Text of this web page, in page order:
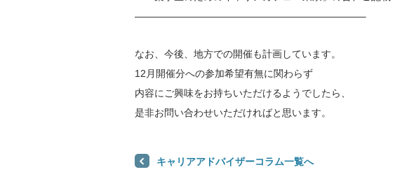
———————————————————————–
なお、今後、地方での開催も計画しています。
12月開催分への参加希望有無に関わらず
内容にご興味をお持ちいただけるようでしたら、
是非お問い合わせいただければと思います。
キャリアアドバイザーコラム一覧へ